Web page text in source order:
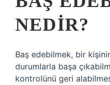
NEDIR?
Baş edebilmek, bir
durumlarla başa
kontrolünü geri